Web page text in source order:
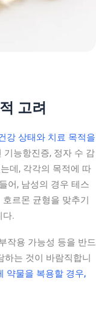
고려
강 상태와 치료 목적을
기능항진증, 정자 수 감
데, 각각의 목적에 따
어, 남성의 경우 테스
르몬 균형을 맞추기
다.
작용 가능성 등을 반드
하는 것이 바람직합니
약물을 복용할 경우,